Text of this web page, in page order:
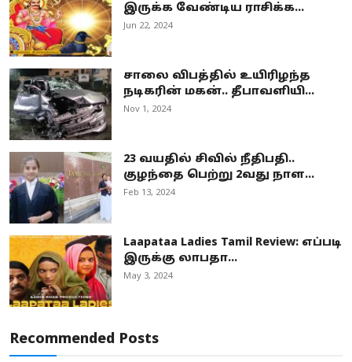
இருக்க வேண்டிய ராசிக்க...
Jun 22, 2024
சாலை விபத்தில் உயிரிழந்த
நடிகரின் மகன்.. தீபாவளியி...
Nov 1, 2024
23 வயதில் சிவில் நீதிபதி..
குழந்தை பெற்று 2வது நாள...
Feb 13, 2024
Laapataa Ladies Tamil Review: எப்படி
இருக்கு லாபதா...
May 3, 2024
Recommended Posts